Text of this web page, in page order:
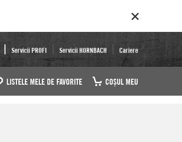
Servicii PROFI Servicii HORNBACH Cariere
LISTELE MELE DE FAVORITE COŞUL MEU